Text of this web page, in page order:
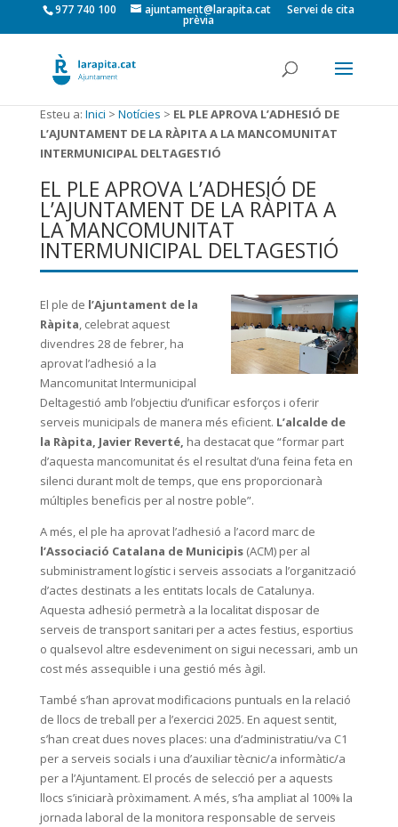
977 740 100 ajuntament@larapita.cat Servei de cita
prèvia
Esteu a: Inici > Notícies > EL PLE APROVA L’ADHESIÓ DE
L’AJUNTAMENT DE LA RÀPITA A LA MANCOMUNITAT
INTERMUNICIPAL DELTAGESTIÓ
EL PLE APROVA L’ADHESIÓ DE
L’AJUNTAMENT DE LA RÀPITA A
LA MANCOMUNITAT
INTERMUNICIPAL DELTAGESTIÓ
El ple de l’Ajuntament de la
Ràpita, celebrat aquest
divendres 28 de febrer, ha
aprovat l’adhesió a la
Mancomunitat Intermunicipal
Deltagestió amb l’objectiu d’unificar esforços i oferir
serveis municipals de manera més eficient. L’alcalde de
la Ràpita, Javier Reverté, ha destacat que “formar part
d’aquesta mancomunitat és el resultat d’una feina feta en
silenci durant molt de temps, que ens proporcionarà
múltiples beneficis per al nostre poble”.
A més, el ple ha aprovat l’adhesió a l’acord marc de
l’Associació Catalana de Municipis (ACM) per al
subministrament logístic i serveis associats a l’organització
d’actes destinats a les entitats locals de Catalunya.
Aquesta adhesió permetrà a la localitat disposar de
serveis de transport sanitari per a actes festius, esportius
o qualsevol altre esdeveniment on sigui necessari, amb un
cost més assequible i una gestió més àgil.
També s’han aprovat modificacions puntuals en la relació
de llocs de treball per a l’exercici 2025. En aquest sentit,
s’han creat dues noves places: una d’administratiu/va C1
per a serveis socials i una d’auxiliar tècnic/a informàtic/a
per a l’Ajuntament. El procés de selecció per a aquests
llocs s’iniciarà pròximament. A més, s’ha ampliat al 100% la
jornada laboral de la monitora responsable de serveis